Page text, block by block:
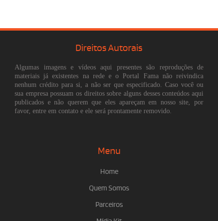
Direitos Autorais
Algumas imagens e vídeos aqui presentes são reproduções de
materiais já existentes na rede e o Portal Fama não reivindica
nenhum crédito para si, a não ser que especificado. Caso você ou
sua empresa possuam os direitos sobre alguns desses conteúdos aqui
publicados e não querem que eles apareçam em nosso site, por
favor, entre em contato e ele será prontamente removido.
Menu
Home
Quem Somos
Parceiros